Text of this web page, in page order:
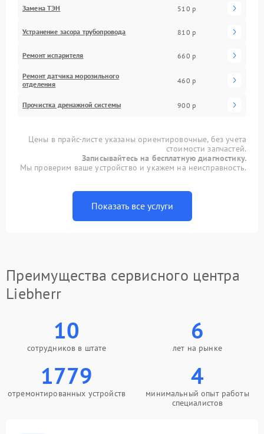
Замена ТЭН 510 р
Устранение засора трубопровода 810 р
Ремонт испарителя 660 р
Ремонт датчика морозильного
отделения
460 р
Прочистка дренажной системы 900 р
Цены в прайс-листе указаны ориентировочные, без учета
стоимости запчастей.
Записывайтесь на бесплатную диагностику.
Мы проверим ваше устройство и укажем на неисправность.
Показать все услуги
Преимущества сервисного центра
Liebherr
10
сотрудников в штате
6
лет на рынке
1779
отремонтированных устройств
4
минимальный опыт работы
специалистов